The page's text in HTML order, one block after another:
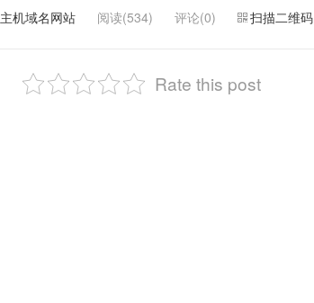
主机域名网站 阅读(534) 评论(0) 扫描二维码
Rate this post